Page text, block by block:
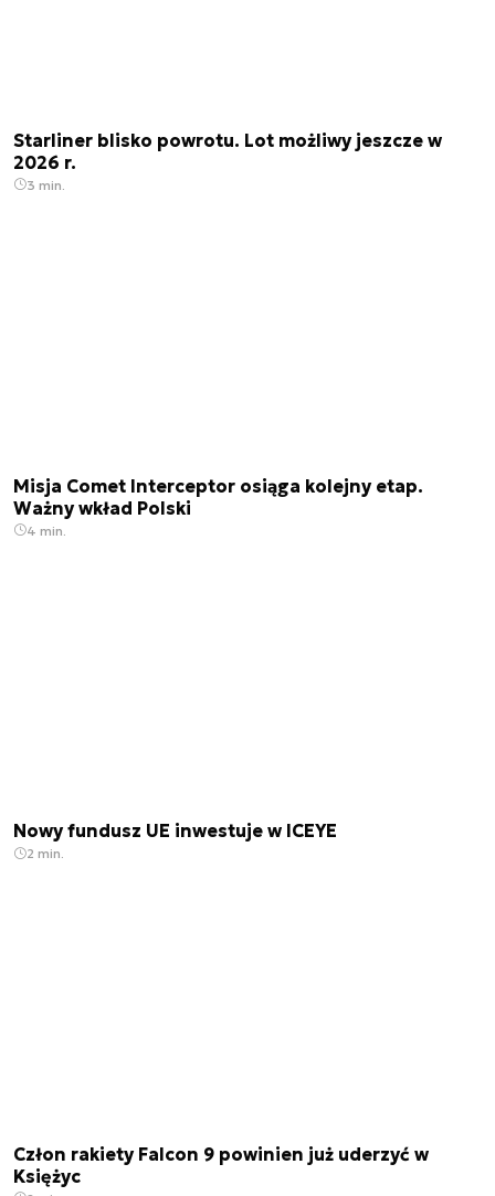
Starliner blisko powrotu. Lot możliwy jeszcze w
2026 r.
3 min.
Misja Comet Interceptor osiąga kolejny etap.
Ważny wkład Polski
4 min.
Nowy fundusz UE inwestuje w ICEYE
2 min.
Człon rakiety Falcon 9 powinien już uderzyć w
Księżyc